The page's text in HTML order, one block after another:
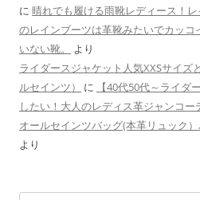
に 晴れでも履ける雨靴レディース！
のレインブーツは革靴みたいでカッコ
いない靴。
より
ライダースジャケット人気XXSサイズ
ルセインツ）
に
【40代50代～ライダ
したい！大人のレディス革ジャンコー
オールセインツバッグ(本革リュック）
より